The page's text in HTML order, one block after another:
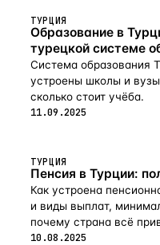
ТУРЦИЯ
Образование в
турецкой системе
Система образования
устроены школы и
сколько стоит учёба.
11.09.2025
ТУРЦИЯ
Пенсия в Турции:
Как устроена
и виды выплат,
почему страна всё
пенсии в 2026-м.
10.08.2025